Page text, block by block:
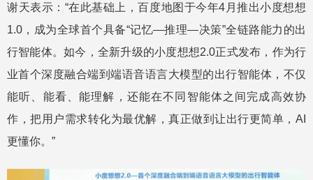
谢天表示：“在此基础上，百度地图于今年4月推出小度想想
1.0，成为全球首个具备“记忆—推理—决策”全链路能力的出
行智能体。如今，全新升级的小度想想2.0正式发布，作为行
业首个深度融合端到端语音语言大模型的出行智能体，不仅
能听、能看、能理解，还能在不同智能体之间完成高效协
作，把用户需求转化为最优解，真正做到让出行更简单，AI
更懂你。”